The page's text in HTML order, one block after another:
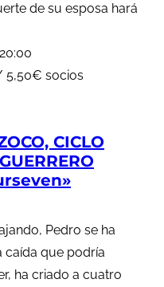
de su esposa hará
5,50€ socios
CICLO
Pedro se ha
que podría
ha criado a cuatro